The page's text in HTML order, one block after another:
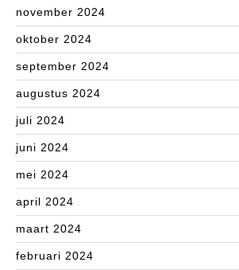
november 2024
oktober 2024
september 2024
augustus 2024
juli 2024
juni 2024
mei 2024
april 2024
maart 2024
februari 2024